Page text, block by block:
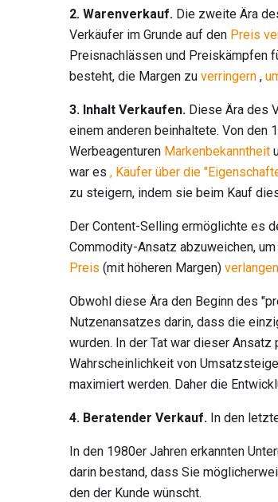
2. Warenverkauf. Die zweite Ära
Verkäufer im Grunde auf den Preis
Preisnachlässen und Preiskämpfen
besteht, die Margen zu verringern ,
3. Inhalt Verkaufen. Diese Ära des
einem anderen beinhaltete. Von
Werbeagenturen Markenbekanntheit
war es , Käufer über die
zu steigern, indem sie beim Kauf
Der Content-Selling ermöglichte es
Commodity-Ansatz abzuweichen,
Preis (mit höheren Margen) verlangen
Obwohl diese Ära den Beginn des
Nutzenansatzes darin, dass die
wurden. In der Tat war dieser
Wahrscheinlichkeit von
maximiert werden. Daher die
4. Beratender Verkauf. In den
In den 1980er Jahren erkannten
darin bestand, dass Sie
den der Kunde wünscht.